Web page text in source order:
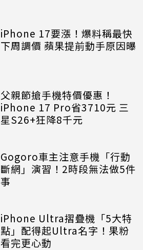
iPhone 17要漲！爆料稱最快
下周調價 蘋果提前動手原因曝
父親節搶手機特價優惠！
iPhone 17 Pro省3710元 三
星S26+狂降8千元
Gogoro車主注意手機「行動
斷網」演習！2時段無法做5件
事
iPhone Ultra摺疊機「5大特
點」配得起Ultra名字！果粉
看完更心動